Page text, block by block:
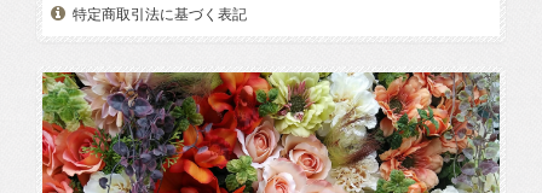
特定商取引法に基づく表記